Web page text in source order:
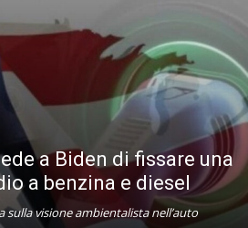
a Biden di fissare una
a benzina e diesel
sulla visione ambientalista nell’auto